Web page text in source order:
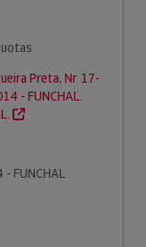
Preta, Nr. 17-
- FUNCHAL.
FUNCHAL